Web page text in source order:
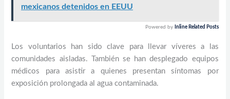
mexicanos detenidos en EEUU
Powered by Inline Related Posts
Los voluntarios han sido clave para llevar víveres a las
comunidades aisladas. También se han desplegado equipos
médicos para asistir a quienes presentan síntomas por
exposición prolongada al agua contaminada.